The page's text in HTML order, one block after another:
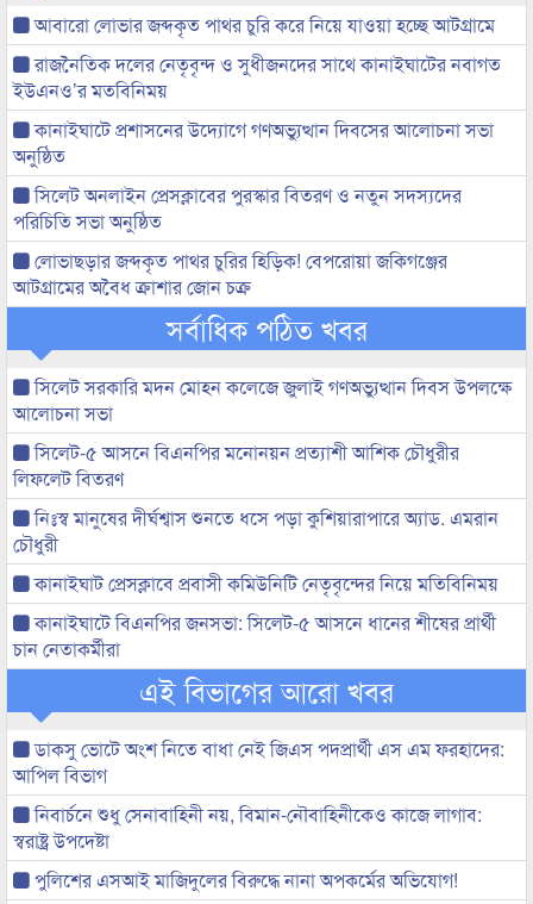
আবারো লোভার জব্দকৃত পাথর চুরি করে নিয়ে যাওয়া হচ্ছে আটগ্রামে
রাজনৈতিক দলের নেতৃবৃন্দ ও সুধীজনদের সাথে কানাইঘাটের নবাগত
ইউএনও’র মতবিনিময়
কানাইঘাটে প্রশাসনের উদ্যোগে গণঅভ্যুত্থান দিবসের আলোচনা সভা
অনুষ্ঠিত
সিলেট অনলাইন প্রেসক্লাবের পুরস্কার বিতরণ ও নতুন সদস্যদের
পরিচিতি সভা অনুষ্ঠিত
লোভাছড়ার জব্দকৃত পাথর চুরির হিড়িক! বেপরোয়া জকিগঞ্জের
আটগ্রামের অবৈধ ক্রাশার জোন চক্র
সর্বাধিক পঠিত খবর
সিলেট সরকারি মদন মোহন কলেজে জুলাই গণঅভ্যুত্থান দিবস উপলক্ষে
আলোচনা সভা
সিলেট-৫ আসনে বিএনপির মনোনয়ন প্রত্যাশী আশিক চৌধুরীর
লিফলেট বিতরণ
নিঃস্ব মানুষের দীর্ঘশ্বাস শুনতে ধসে পড়া কুশিয়ারাপারে অ্যাড. এমরান
চৌধুরী
কানাইঘাট প্রেসক্লাবে প্রবাসী কমিউনিটি নেতৃবৃন্দের নিয়ে মতিবিনিময়
কানাইঘাটে বিএনপির জনসভা: সিলেট-৫ আসনে ধানের শীষের প্রার্থী
চান নেতাকর্মীরা
এই বিভাগের আরো খবর
ডাকসু ভোটে অংশ নিতে বাধা নেই জিএস পদপ্রার্থী এস এম ফরহাদের:
আপিল বিভাগ
নিবার্চনে শুধু সেনাবাহিনী নয়, বিমান-নৌবাহিনীকেও কাজে লাগাব:
স্বরাষ্ট্র উপদেষ্টা
পুলিশের এসআই মাজিদুলের বিরুদ্ধে নানা অপকর্মের অভিযোগ!